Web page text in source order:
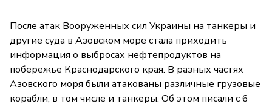
После атак Вооруженных сил Украины на танкеры и
другие суда в Азовском море стала приходить
информация о выбросах нефтепродуктов на
побережье Краснодарского края. В разных частях
Азовского моря были атакованы различные грузовые
корабли, в том числе и танкеры. Об этом писали с 6